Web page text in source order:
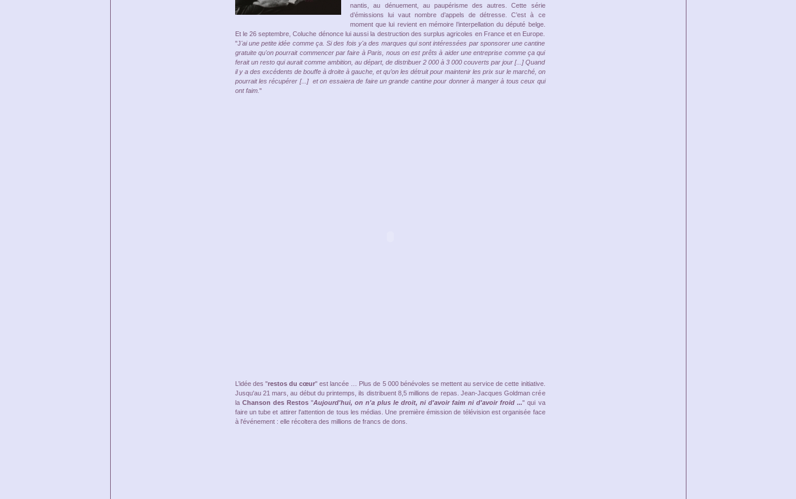
nantis, au dénuement, au paupérisme des autres. Cette série
d’émissions lui vaut nombre d’appels de détresse. C’est à ce
moment que lui revient en mémoire l’interpellation du député belge.
Et le 26 septembre, Coluche dénonce lui aussi la destruction des surplus agricoles en France et en Europe.
"J'ai une petite idée comme ça. Si des fois y'a des marques qui sont intéressées par sponsorer une cantine
gratuite qu'on pourrait commencer par faire à Paris, nous on est prêts à aider une entreprise comme ça qui
ferait un resto qui aurait comme ambition, au départ, de distribuer 2 000 à 3 000 couverts par jour [...] Quand
il y a des excédents de bouffe à droite à gauche, et qu’on les détruit pour maintenir les prix sur le marché, on
pourrait les récupérer [...] et on essaiera de faire un grande cantine pour donner à manger à tous ceux qui
ont faim. "
L’idée des "restos du cœur" est lancée … Plus de 5 000 bénévoles se mettent au service de cette initiative.
Jusqu'au 21 mars, au début du printemps, ils distribuent 8,5 millions de repas. Jean-Jacques Goldman crée
la Chanson des Restos"Aujourd'hui, on n'a plus le droit, ni d'avoir faim ni d'avoir froid ..." qui va
faire un tube et attirer l'attention de tous les médias. Une première émission de télévision est organisée face
à l'événement : elle récoltera des millions de francs de dons.